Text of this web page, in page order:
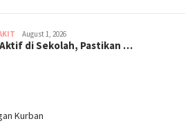
August 1, 2026
di Sekolah, Pastikan …